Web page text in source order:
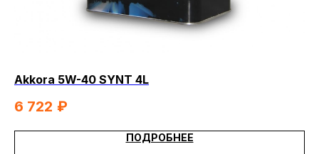
Akkora 5W-40 SYNT 4L
6 722 ₽
ПОДРОБНЕЕ